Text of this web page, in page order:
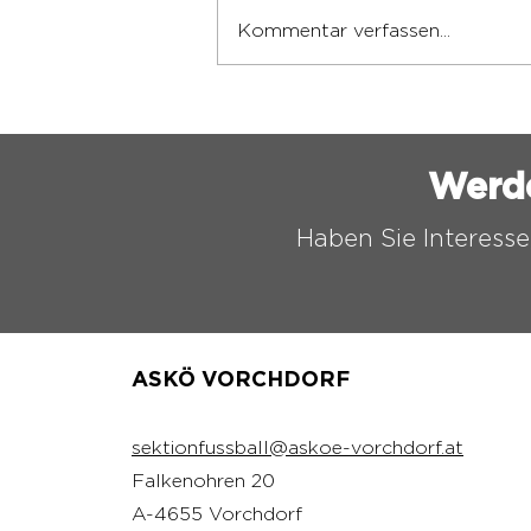
FUSSBALL CAMP 2026
Kommentar verfassen...
Haben Sie
ASKÖ VORCHDORF
sektionfussball@askoe-vorchdorf.at
Falkenohren 20
A-4655 Vorchdorf